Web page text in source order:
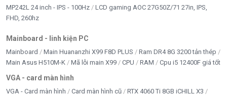
MP242L 24 inch - IPS - 100Hz
LCD gaming AOC 27G50Z/71 27in, IPS,
FHD, 260hz
Mainboard - linh kiện PC
Mainboard Main Huananzhi X99 F8D PLUS
Ram DR4 8G 3200 tản thép
Main Asus H510M-K
Mã lỗi main X99 CPU RAM Cpu i5 12400F giá tốt
VGA - card màn hình
VGA - Card màn hình Card màn hình cũ
RTX 4060 Ti 8GB iCHILL X3